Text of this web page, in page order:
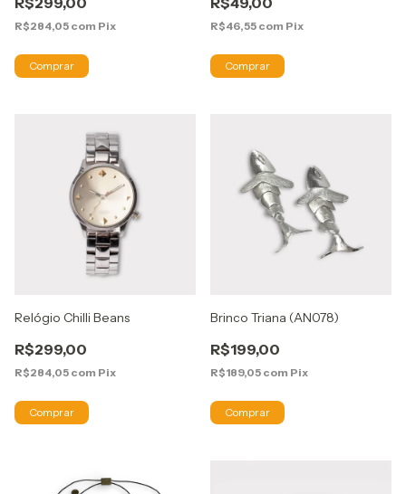
R$284,05 com Pix R$46,55 com Pix
Relógio Chilli Beans
R$299,00
R$284,05 com Pix
Brinco Triana (AN078)
R$199,00
R$189,05 com Pix